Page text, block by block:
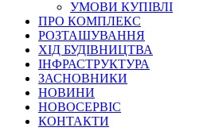
УМОВИ КУПІВЛІ
ПРО КОМПЛЕКС
РОЗТАШУВАННЯ
ХІД БУДІВНИЦТВА
ІНФРАСТРУКТУРА
ЗАСНОВНИКИ
НОВИНИ
НОВОСЕРВІС
КОНТАКТИ